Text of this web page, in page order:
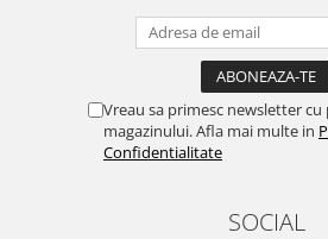
Vreau sa primesc newsletter
magazinului. Afla mai multe in
Confidentialitate
SOCIAL